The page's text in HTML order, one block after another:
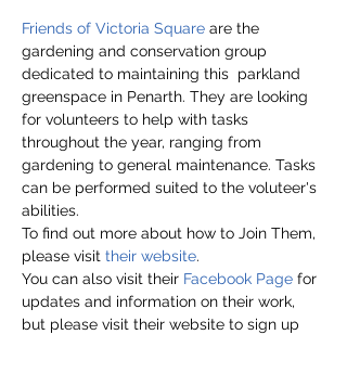
Friends of Victoria Square are the
gardening and conservation group
dedicated to maintaining this  parkland
greenspace in Penarth. They are looking
for volunteers to help with tasks
throughout the year, ranging from
gardening to general maintenance. Tasks
can be performed suited to the voluteer's
abilities.
To find out more about how to Join Them,
please visit their website.
You can also visit their Facebook Page for
updates and information on their work,
but please visit their website to sign up